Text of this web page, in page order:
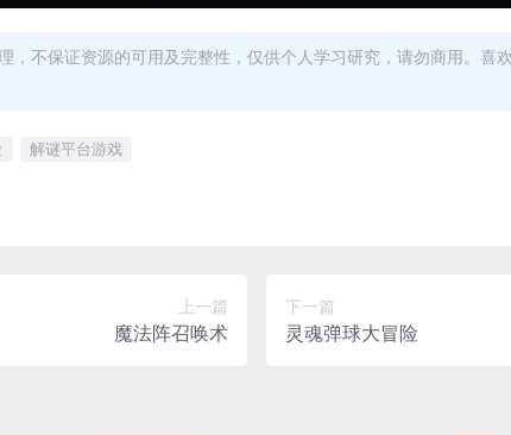
，不保证资源的可用及完整性，仅供个人学习研究，请勿商用。喜
解谜平台游戏
上一篇
魔法阵召唤术
下一篇
灵魂弹球大冒险